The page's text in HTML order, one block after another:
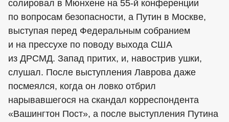
солировал в Мюнхене на 55-й конференции
по вопросам безопасности, а Путин в Москве,
выступая перед Федеральным собранием
и на прессухе по поводу выхода США
из ДРСМД. Запад притих, и, навострив ушки,
слушал. После выступления Лаврова даже
посмеялся, когда он ловко отбрил
нарывавшегося на скандал корреспондента
«Вашингтон Пост», а после выступления Путина